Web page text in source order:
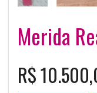
Merida
R$